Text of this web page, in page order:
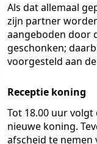
Als dat allemaal
zijn partner
aangeboden door
geschonken;
voorgesteld aan
Receptie koning
Tot 18.00 uur
nieuwe koning.
afscheid te nemen